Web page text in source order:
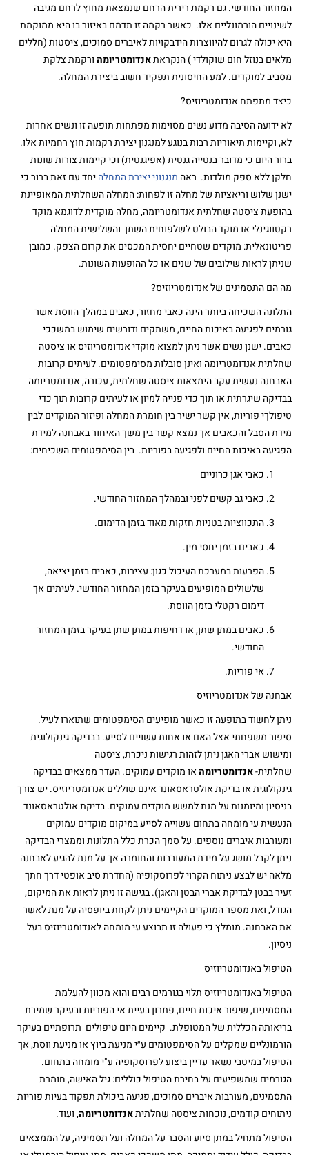
המחזור החודשי. גם רקמת רירית הרחם שנמצאת מחוץ לרחם מגיבה
לשינויים הורמונליים אלו. כאשר רקמה זו תדמם באיזור בו היא ממוקמת
היא יכולה לגרום להיווצרות הידבקויות לאיברים סמוכים, ציסטות (חללים
מלאים בנוזל חום שוקולדי ) הנקראתאנדומטריומה ורקמת צלקת
מסביב למוקדים. למע החיסונית תפקיד חשוב ביצירת המחלה.
כיצד מתפתח אנדומטריוזיס?
לא ידועה הסיבה מדוע נשים מסוימות מפתחות תופעה זו ונשים אחרות
לא, וקיימות תיאוריות רבות בנוגע למנגנון יצירת רקמות חוץ רחמיות אלו.
ברור היום כי מדובר בנטייה גנטית (אפיגנטית) וכי קיימות צורות שונות
חלקן ללא ספק מולדות. ראה מנגנוני יצירת המחלהיחד עם זאת ברור כי
ישנן שלוש וריאציות של מחלה זו לפחות: המחלה השחלתית המאופיינת
בהופעת ציסטה שחלתית אנדומטריומה, מחלה מוקדית לדוגמא מוקד
רקטווגינלי או מוקד הבולט לשלפוחית השתן והשלישית המחלה
פריטונאלית: מוקדים שטחיים יחסית המכסים את קרום הצפק. כמובן
שניתן לראות שילובים של שנים או כל ההופעות השונות.
מה הם התסמינים של אנדומטריוזיס?
התלונה השכיחה ביותר הינה כאבי מחזור, כאבים במהלך הווסת אשר
גורמים לפגיעה באיכות החיים, משתקים ודורשים שימוש במשככי
כאבים. ישנן נשים אשר ניתן למצוא מוקדי אנדומטריוזיס או ציסטה
שחלתית אנדומטריומה ואינן סובלות מסימפטומים. לעיתים קרובות
האבחנה נעשית עקב הימצאות ציסטה שחלתית, עכורה, אנדומטריומה
בבדיקה שיגרתית או תוך כדי פנייה למיון או לעיתים קרובות תוך כדי
טיפולךי פוריות, אין קשר ישיר בין חומרת המחלה ופיזור המוקדים לבין
מידת הסבל והכאבים אך נמצא קשר בין משך האיחור באבחנה למידת
הפגיעה באיכות החיים ולפגיעה בפוריות. בין הסימפטומים השכיחים:
כאבי אגן כרוניים
כאבי גב קשים לפני ובמהלך המחזור החודשי.
התכווציות בטניות חזקות מאוד בזמן הדימום.
כאבים בזמן יחסי מין.
הפרעות במערכת העיכול כגון: עצירות, כאבים בזמן יציאה,
שלשולים המופיעים בעיקר בזמן המחזור החודשי. לעיתים אך
דימום רקטלי בזמן הווסת.
כאבים במתן שתן, או דחיפות במתן שתן בעיקר בזמן המחזור
החודשי.
אי פוריות.
אבחנה של אנדומטריוזיס
ניתן לחשוד בתופעה זו כאשר מופיעים הסימפטומים שתוארו לעיל.
סיפור משפחתי אצל האם או אחות עשויים לסייע. בבדיקה גינקולוגית
ומישוש אברי האגן ניתן לזהות רגישות ניכרת, ציסטה
שחלתית-אנדומטריומה או מוקדים עמוקים. העדר ממצאים בבדיקה
גינקולוגית או בדיקת אולטראסאונד אינם שוללים אנדומטריוזיס. יש צורך
בניסיון ומיומנות על מנת למשש מוקדים עמוקים. בדיקת אולטראסאונד
הנעשית עי מומחה בתחום עשוייה לסייע במיקום מוקדים עמוקים
ומעורבות איברים נוספים. על סמך הכרת כלל התלונות וממצרי הבדיקה
ניתן לקבל מושג על מידת המעורבות והחומרה אך על מנת להגיע לאבחנה
מלאה יש לבצע ניתוח הקרוי לפרוסקופיה (החדרת סיב אופטי דרך חתך
זעיר בבטן לבדיקת אברי הבטן והאגן). בגישה זו ניתן לראות את המיקום,
הגודל, ואת מספר המוקדים הקיימים ניתן לקחת ביופסיה על מנת לאשר
את האבחנה. מומלץ כי פעולה זו תבוצע עי מומחה לאנדומטריוזיס בעל
ניסיון.
הטיפול באנדומטריוזיס
הטיפול באנדומטריוזיס תלוי בגורמים רבים והוא מכוון להעלמת
התסמינים, שיפור איכות חיים, פתרון בעיית אי הפוריות ובעיקר שמירת
בריאותה הכללית של המטופלת. קיימים היום טיפולים תרופתיים בעיקר
הורמונליים שמקלים על הסימפטומים ע״י מניעת ביוץ או מניעת ווסת, אך
הטיפול במיטבי נשאר עדיין ביצוע לפרוסקופיה ע"י מומחה בתחום.
הגורמים שמשפיעים על בחירת הטיפול כוללים: גיל האישה, חומרת
התסמינים, מעורבות איברים סמוכים, פגיעה ביכולת תפקוד בעיות פוריות
ניתוחים קודמים, נוכחות ציסטה שחלתיתאנדומטריומה, ועוד.
הטיפול מתחיל במתן סיוע והסבר על המחלה ועל תסמיניה, על הממצאים